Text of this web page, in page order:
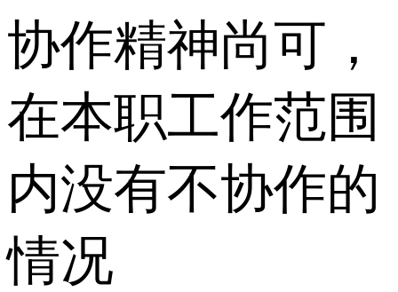
协作精神尚可，
在本职工作范围
内没有不协作的
情况